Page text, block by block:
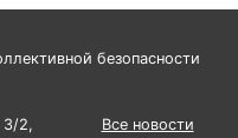
безопасности
3/2,
Все новости